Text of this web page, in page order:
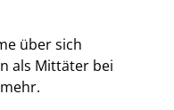
über sich
als Mittäter bei